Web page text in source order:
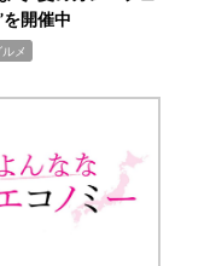
を開催中
ルメ